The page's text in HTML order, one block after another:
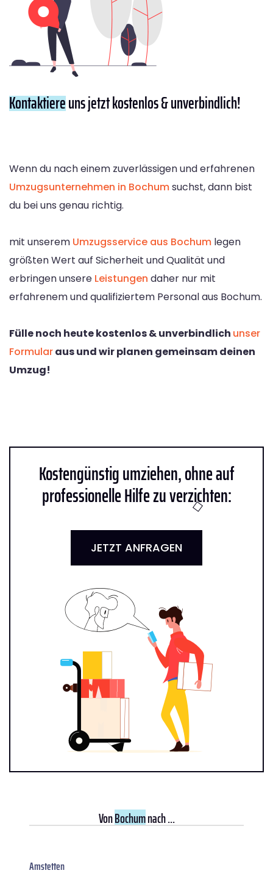
Kontaktiereuns jetzt kostenlos & unverbindlich!
Wenn du nach einem zuverlässigen und erfahrenen
Umzugsunternehmen in Bochumsuchst, dann bist
du bei uns genau richtig.
mit unserem Umzugsservice aus Bochum legen
größten Wert auf Sicherheit und Qualität und
erbringen unsere Leistungen daher nur mit
erfahrenem und qualifiziertem Personal aus Bochum.
Fülle noch heute kostenlos & unverbindlich unser
Formularaus und wir planen gemeinsam deinen
Umzug!
Kostengünstig umziehen, ohne auf
professionelle Hilfe zu verzichten:
JETZT ANFRAGEN
VonBochumnach ...
Amstetten